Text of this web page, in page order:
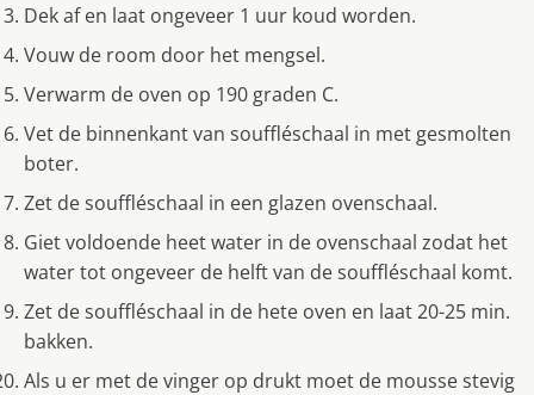
Dek af en laat ongeveer 1 uur koud worden.
Vouw de room door het mengsel.
Verwarm de oven op 190 graden C.
Vet de binnenkant van souffléschaal in met gesmolten
boter.
Zet de souffléschaal in een glazen ovenschaal.
Giet voldoende heet water in de ovenschaal zodat het
water tot ongeveer de helft van de souffléschaal komt.
Zet de souffléschaal in de hete oven en laat 20-25 min.
bakken.
Als u er met de vinger op drukt moet de mousse stevig